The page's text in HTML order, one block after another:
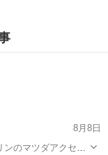
8月8日
のマツダアクセラ